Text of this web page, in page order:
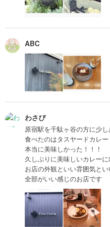
ABC
わさび
原宿駅を千駄ヶ谷の方に少
食べたのはタスヤードカレー
本当に美味しかった！！！
久しぶりに美味しいカレー
お店の外観といい雰囲気と
全部がいい感じのお店です